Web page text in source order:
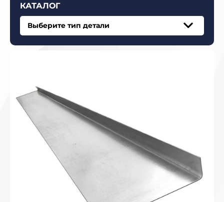
КАТАЛОГ
Выберите тип детали